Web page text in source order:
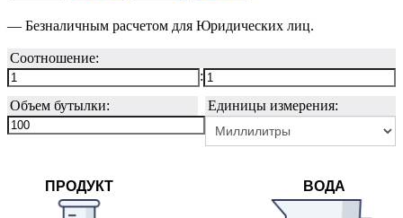
— Безналичным расчетом для Юридических лиц.
Соотношение:
:
Объем бутылки:
Единицы измерения:
ПРОДУКТ ВОДА